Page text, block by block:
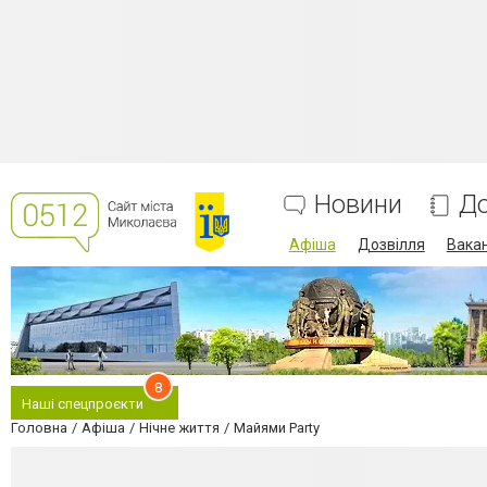
Новини
Афіша Дозвілля
Наші спецпроєкти
8
Головна Афіша Нічне життя Майями Party